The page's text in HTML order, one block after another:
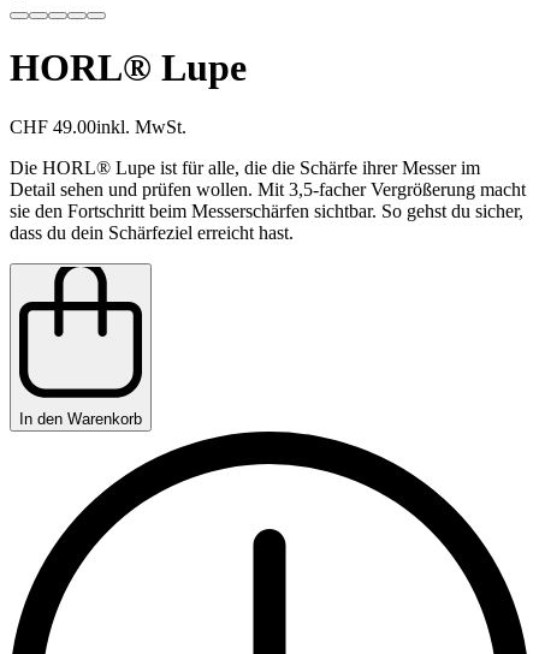
HORL® Lupe
CHF 49.00inkl. MwSt.
Die HORL® Lupe ist für alle, die die Schärfe ihrer Messer im
Detail sehen und prüfen wollen. Mit 3,5-facher Vergrößerung macht
sie den Fortschritt beim Messerschärfen sichtbar. So gehst du sicher,
dass du dein Schärfeziel erreicht hast.
In den Warenkorb